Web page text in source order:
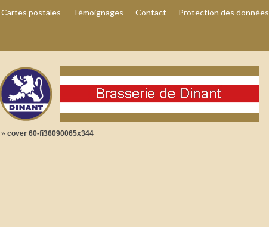
Cartes postales Témoignages Contact Protection des données
» cover 60-fi36090065x344